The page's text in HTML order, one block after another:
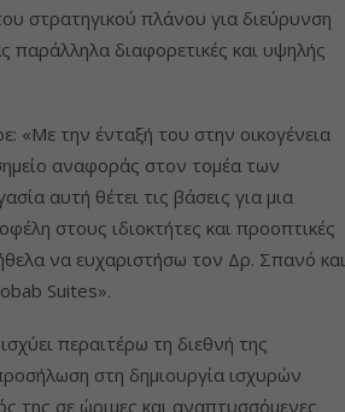
στρατηγικού πλάνου για διεύρυνση
διαφορετικές και υψηλής
«Με την ένταξή του στην οικογένεια
αναφοράς στον τομέα των
αυτή θέτει τις βάσεις για μια
στους ιδιοκτήτες και προοπτικές
να ευχαριστήσω τον Δρ. Σπανό και
Suites».
περαιτέρω τη διεθνή της
στη δημιουργία ισχυρών
της σε ώριμες και αναπτυσσόμενες